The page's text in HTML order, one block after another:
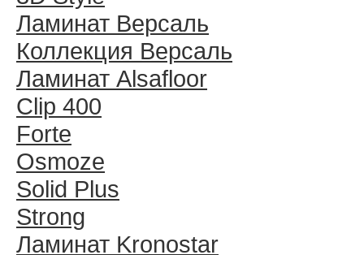
Ламинат Версаль
Коллекция Версаль
Ламинат Alsafloor
Clip 400
Forte
Osmoze
Solid Plus
Strong
Ламинат Kronostar